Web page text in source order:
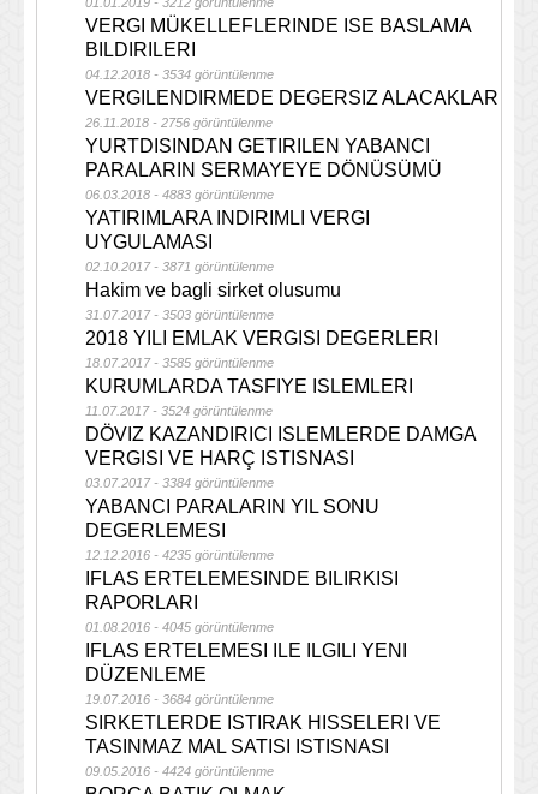
VERGI MÜKELLEFLERINDE ISE BASLAMA
BILDIRILERI
04.12.2018 - 3534 görüntülenme
VERGILENDIRMEDE DEGERSIZ ALACAKLAR
26.11.2018 - 2756 görüntülenme
YURTDISINDAN GETIRILEN YABANCI
PARALARIN SERMAYEYE DÖNÜSÜMÜ
06.03.2018 - 4883 görüntülenme
YATIRIMLARA INDIRIMLI VERGI
UYGULAMASI
02.10.2017 - 3871 görüntülenme
Hakim ve bagli sirket olusumu
31.07.2017 - 3503 görüntülenme
2018 YILI EMLAK VERGISI DEGERLERI
18.07.2017 - 3585 görüntülenme
KURUMLARDA TASFIYE ISLEMLERI
11.07.2017 - 3524 görüntülenme
DÖVIZ KAZANDIRICI ISLEMLERDE DAMGA
VERGISI VE HARÇ ISTISNASI
03.07.2017 - 3384 görüntülenme
YABANCI PARALARIN YIL SONU
DEGERLEMESI
12.12.2016 - 4235 görüntülenme
IFLAS ERTELEMESINDE BILIRKISI
RAPORLARI
01.08.2016 - 4045 görüntülenme
IFLAS ERTELEMESI ILE ILGILI YENI
DÜZENLEME
19.07.2016 - 3684 görüntülenme
SIRKETLERDE ISTIRAK HISSELERI VE
TASINMAZ MAL SATISI ISTISNASI
09.05.2016 - 4424 görüntülenme